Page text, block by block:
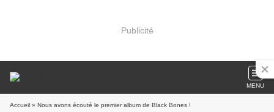
Publicité
MENU
Accueil » Nous avons écouté le premier album de Black Bones !